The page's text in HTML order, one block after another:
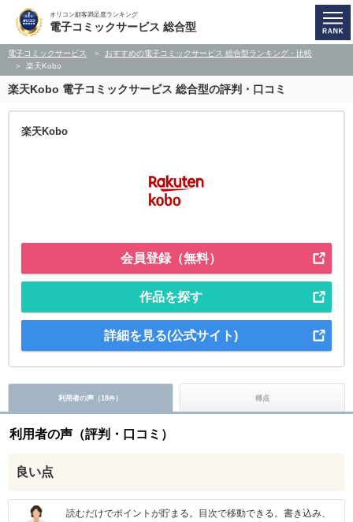
オリコン顧客満足度ランキング
電子コミックサービス 総合型
電子コミックサービス
おすすめの電子コミックサービス 総合型ランキング・比較
楽天Kobo
楽天Kobo 電子コミックサービス 総合型の評判・口コミ
楽天Kobo
会員登録（無料）
作品を探す
詳細を見る(公式サイト)
利用者の声（18件） 得点
利用者の声（評判・口コミ）
良い点
読むだけでポイントが貯まる。目次で移動できる。書き込み、